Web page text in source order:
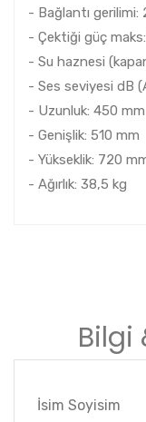
- Bağlantı gerilimi:
- Çektiği güç
- Su haznesi
- Ses seviyesi dB
- Uzunluk: 450 mm
- Genişlik: 510 mm
- Yükseklik: 720
- Ağırlık: 38,5 kg
Bilgi